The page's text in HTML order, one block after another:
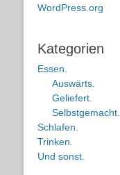
WordPress.org
Kategorien
Essen.
Auswärts.
Geliefert.
Selbstgemacht.
Schlafen.
Trinken.
Und sonst.